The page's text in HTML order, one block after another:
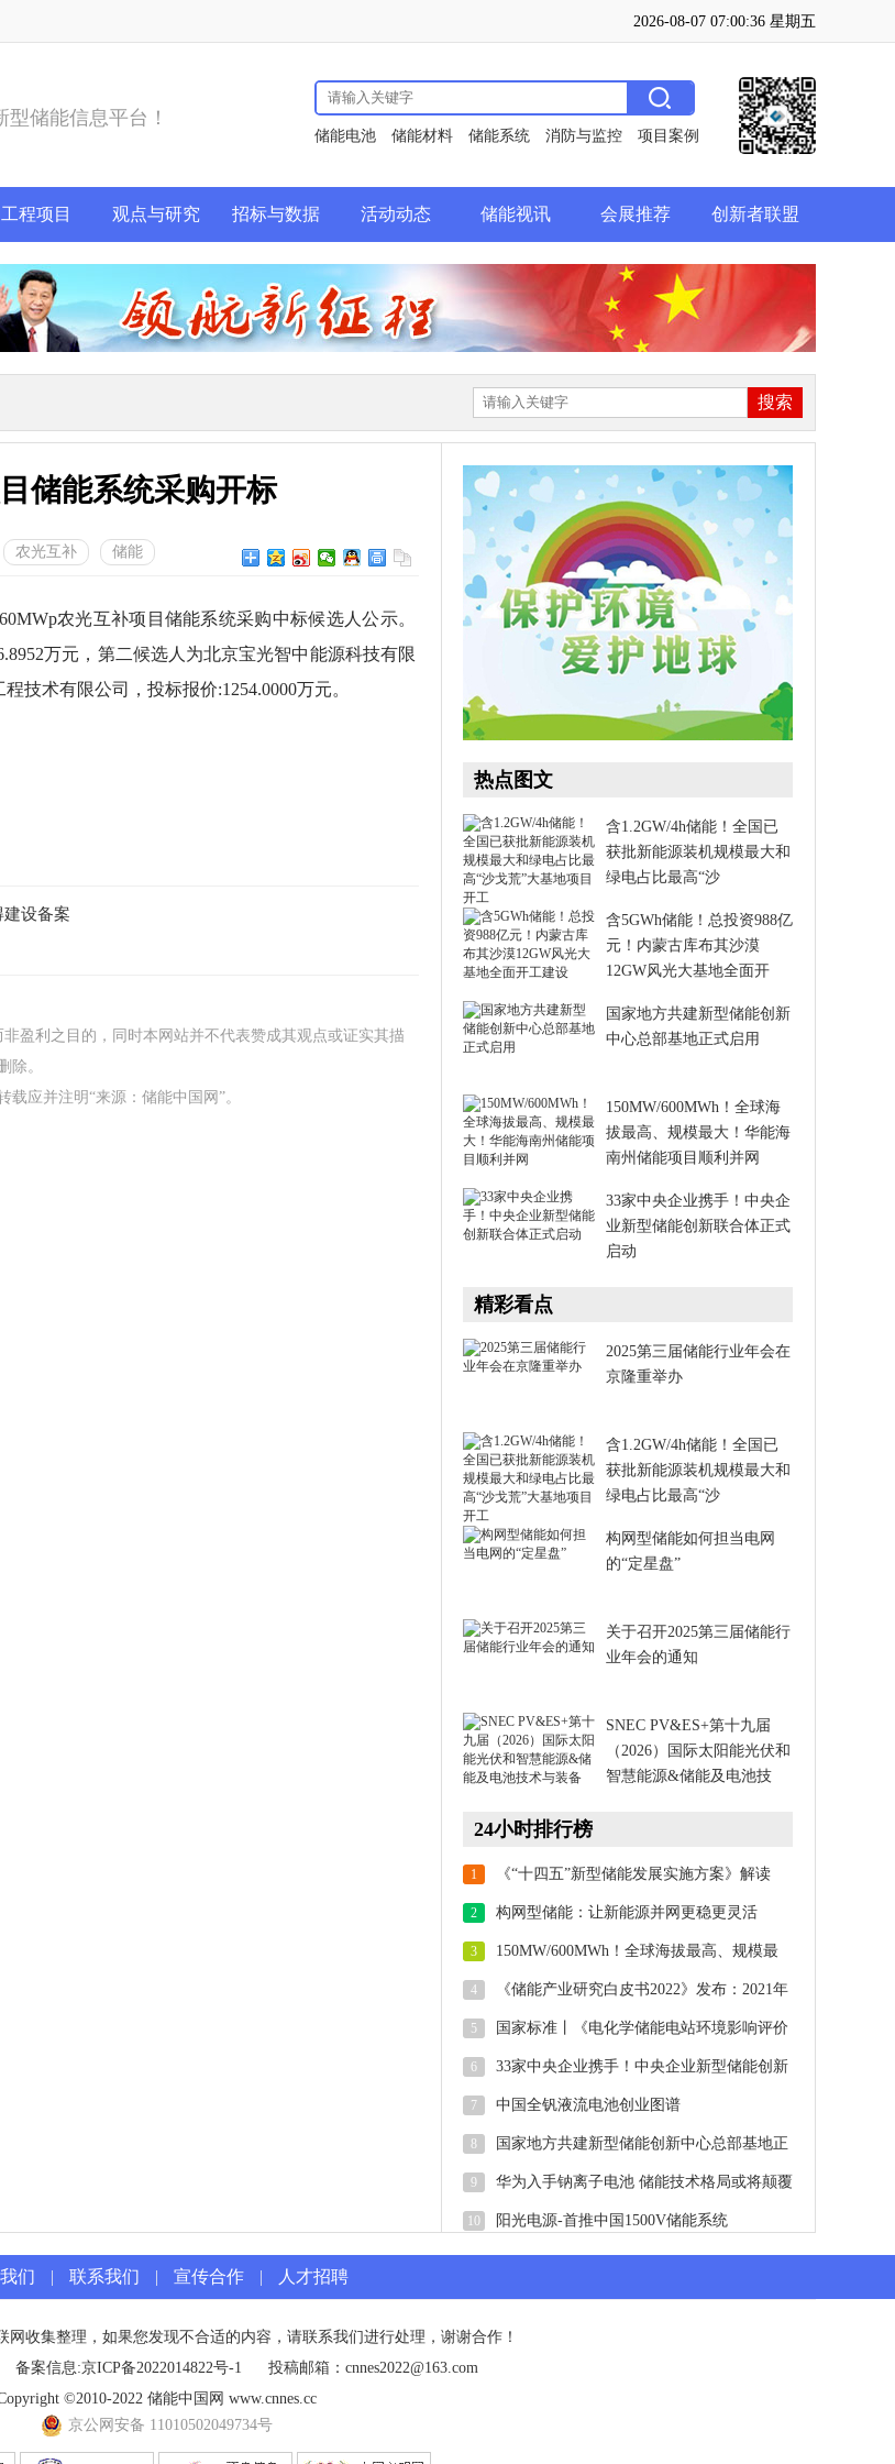
2026-08-07 07:00:37 星期五
储能信息平台！
储能电池 储能材料 储能系统 消防与监控 项目案例
工程项目 观点与研究 招标与数据 活动动态 储能视讯 会展推荐 创新者联盟
储能系统采购开标
农光互补 储能
农光互补项目储能系统采购中标候选人公示。
万元，第二候选人为北京宝光智中能源科技有限
技术有限公司，投标报价:1254.0000万元。
设备案
盈利之目的，同时本网站并不代表赞成其观点或证实其描
除。
应并注明“来源：储能中国网”。
热点图文
含1.2GW/4h储能！全国已
获批新能源装机规模最大和
绿电占比最高“沙
含5GWh储能！总投资988亿
元！内蒙古库布其沙漠
12GW风光大基地全面开
国家地方共建新型储能创新
中心总部基地正式启用
150MW/600MWh！全球海
拔最高、规模最大！华能海
南州储能项目顺利并网
33家中央企业携手！中央企
业新型储能创新联合体正式
启动
精彩看点
2025第三届储能行业年会在
京隆重举办
含1.2GW/4h储能！全国已
获批新能源装机规模最大和
绿电占比最高“沙
构网型储能如何担当电网
的“定星盘”
关于召开2025第三届储能行
业年会的通知
SNEC PV&ES+第十九届
（2026）国际太阳能光伏和
智慧能源&储能及电池技
24小时排行榜
1 《“十四五”新型储能发展实施方案》解读
2 构网型储能：让新能源并网更稳更灵活
3
150MW/600MWh！全球海拔最高、规模最
4
《储能产业研究白皮书2022》发布：2021年
5
国家标准丨《电化学储能电站环境影响评价
6
33家中央企业携手！中央企业新型储能创新
7 中国全钒液流电池创业图谱
8
国家地方共建新型储能创新中心总部基地正
9 华为入手钠离子电池 储能技术格局或将颠覆
10 阳光电源-首推中国1500V储能系统
们 | 联系我们 | 宣传合作 | 人才招聘
网收集整理，如果您发现不合适的内容，请联系我们进行处理，谢谢合作！
备案信息:京ICP备2022014822号-1
投稿邮箱：cnnes2022@163.com
©2010-2022 储能中国网 www.cnnes.cc
京公网安备 11010502049734号